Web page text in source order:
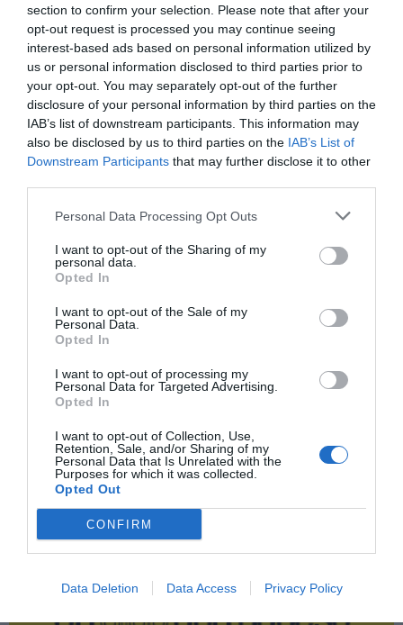
section to confirm your selection. Please note that after your
opt-out request is processed you may continue seeing
interest-based ads based on personal information utilized by
us or personal information disclosed to third parties prior to
your opt-out. You may separately opt-out of the further
disclosure of your personal information by third parties on the
IAB’s list of downstream participants. This information may
also be disclosed by us to third parties on the IAB’s List of
Downstream Participants that may further disclose it to other
Personal Data Processing Opt Outs
I want to opt-out of the Sharing of my
personal data.
Opted In
I want to opt-out of the Sale of my
Personal Data.
Opted In
I want to opt-out of processing my
Personal Data for Targeted Advertising.
Opted In
I want to opt-out of Collection, Use,
Retention, Sale, and/or Sharing of my
Personal Data that Is Unrelated with the
Purposes for which it was collected.
Opted Out
CONFIRM
Data Deletion Data Access Privacy Policy
Índex2P
Dorna Sports
Quirónsalud
cuenta que este acuerdo es con una empresa líder
mundial en el sector como Quirónprevención”.
Añadir2Playbookcomo fuente preferida de Google
de forma gratuita
Mantente informado con las últimas noticias de actualidad.
ACTIVAR AHORA
Compartir
Publicidad
2Playbook Club2P